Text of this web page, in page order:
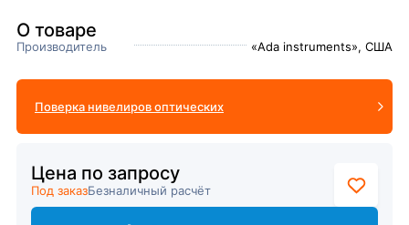
О товаре
Производитель «Ada instruments», США
Поверка нивелиров оптических
Цена по запросу
Под заказБезналичный расчёт